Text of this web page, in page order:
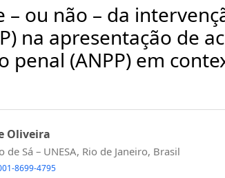
– ou não – da
na apresentação de
penal (ANPP) em
Oliveira
de Sá – UNESA, Rio de Janeiro, Brasil
8699-4795